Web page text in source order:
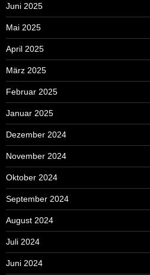
Juni 2025
Mai 2025
April 2025
März 2025
Februar 2025
Januar 2025
Dezember 2024
November 2024
Oktober 2024
September 2024
August 2024
Juli 2024
Juni 2024